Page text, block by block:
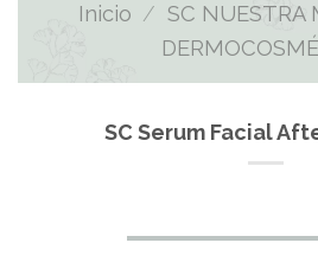
Inicio / SC NUESTRA
SC Serum Facial